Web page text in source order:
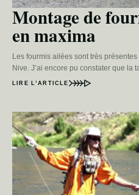
Montage de
en maxima
Les fourmis ailées sont très
Nive. J’ai encore pu constater que la
LIRE L’ARTICLE